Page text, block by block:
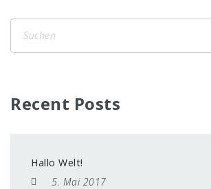
Recent Posts
Hallo Welt!
5. Mai 2017